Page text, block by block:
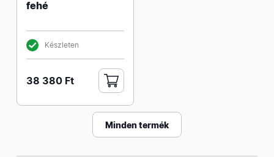
fehé
Készleten
38 380 Ft
Minden termék